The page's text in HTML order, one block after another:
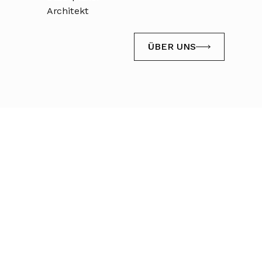
Architekt
ÜBER UNS
ÜBER UNS